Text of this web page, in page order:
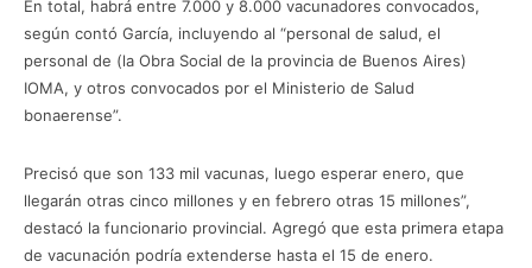
En total, habrá entre 7.000 y 8.000 vacunadores convocados,
según contó García, incluyendo al “personal de salud, el
personal de (la Obra Social de la provincia de Buenos Aires)
IOMA, y otros convocados por el Ministerio de Salud
bonaerense”.
Precisó que son 133 mil vacunas, luego esperar enero, que
llegarán otras cinco millones y en febrero otras 15 millones”,
destacó la funcionario provincial. Agregó que esta primera etapa
de vacunación podría extenderse hasta el 15 de enero.